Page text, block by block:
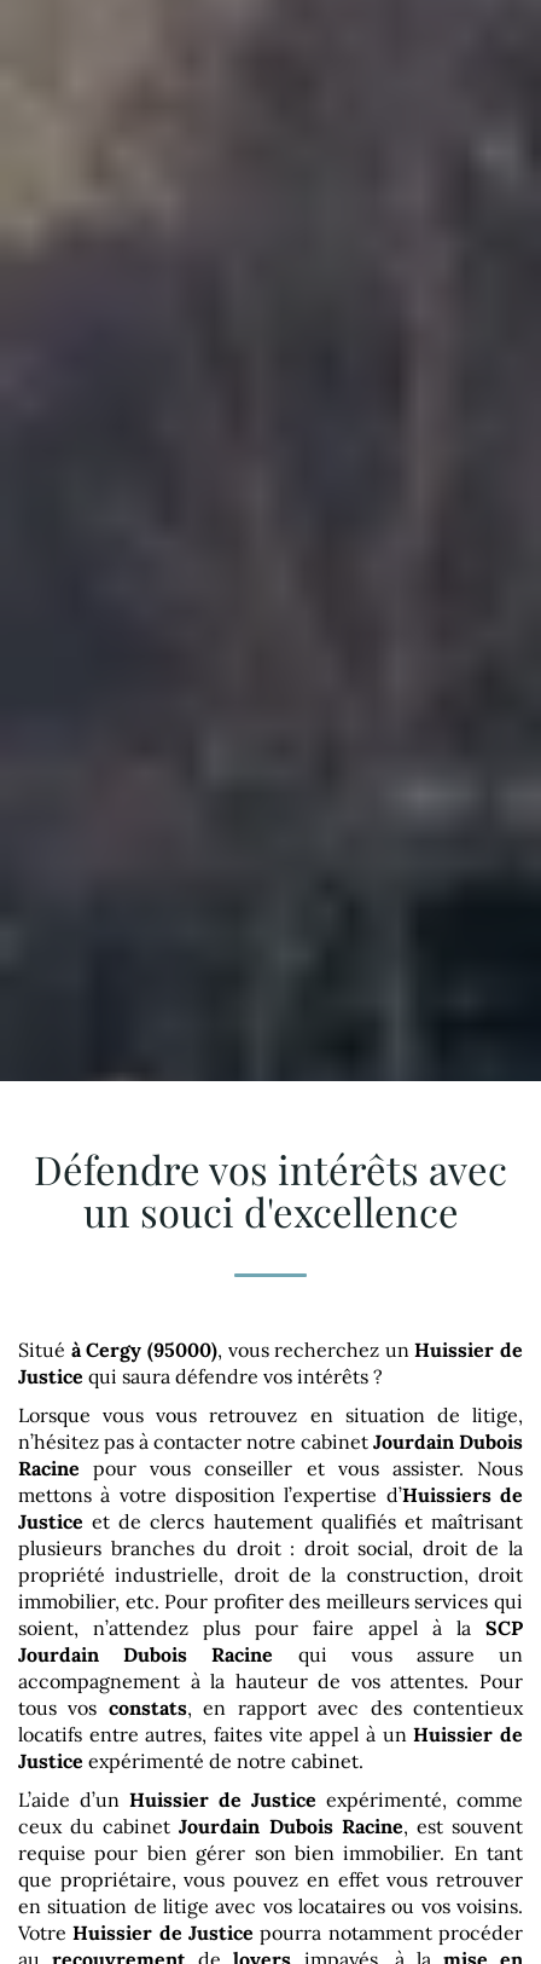
Défendre vos intérêts avec
un souci d'excellence
Situé à Cergy (95000), vous recherchez unHuissier de
Justice qui saura défendre vos intérêts ?
Lorsque vous vous retrouvez en situation de litige,
n’hésitez pas à contacter notre cabinet Jourdain Dubois
Racine pour vous conseiller et vous assister. Nous
mettons à votre disposition l’expertise d’Huissiers de
Justice et de clercs hautement qualifiés et maîtrisant
plusieurs branches du droit : droit social, droit de la
propriété industrielle, droit de la construction, droit
immobilier, etc. Pour profiter des meilleurs services qui
soient, n’attendez plus pour faire appel à la SCP
Jourdain Dubois Racine qui vous assure un
accompagnement à la hauteur de vos attentes. Pour
tous vos constats, en rapport avec des contentieux
locatifs entre autres, faites vite appel à unHuissier de
Justice expérimenté de notre cabinet.
L’aide d’un Huissier de Justice expérimenté, comme
ceux du cabinetJourdain Dubois Racine, est souvent
requise pour bien gérer son bien immobilier. En tant
que propriétaire, vous pouvez en effet vous retrouver
en situation de litige avec vos locataires ou vos voisins.
VotreHuissier de Justice pourra notamment procéder